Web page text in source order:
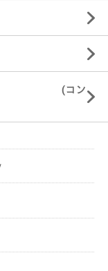
らから (コン